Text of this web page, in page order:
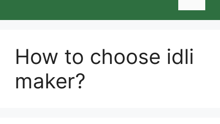
How to choose idli
maker?